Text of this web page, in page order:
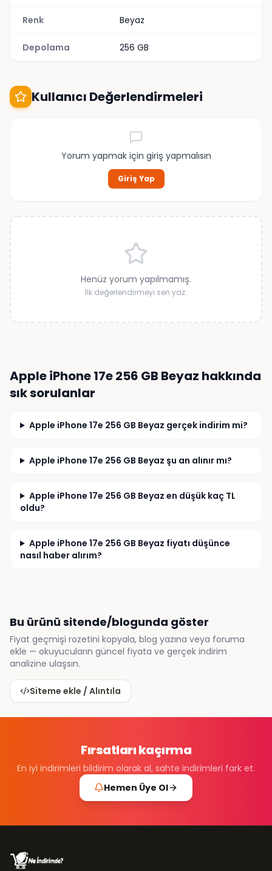
Renk Beyaz
Depolama 256 GB
Kullanıcı Değerlendirmeleri
Yorum yapmak için giriş yapmalısın
Giriş Yap
Henüz yorum yapılmamış.
İlk değerlendirmeyi sen yaz.
Apple iPhone 17e 256 GB Beyaz hakkında
sık sorulanlar
Apple iPhone 17e 256 GB Beyaz gerçek indirim mi?
Apple iPhone 17e 256 GB Beyaz şu an alınır mı?
Apple iPhone 17e 256 GB Beyaz en düşük kaç TL
oldu?
Apple iPhone 17e 256 GB Beyaz fiyatı düşünce
nasıl haber alırım?
Bu ürünü sitende/blogunda göster
Fiyat geçmişi rozetini kopyala, blog yazına veya foruma
ekle — okuyucuların güncel fiyata ve gerçek indirim
analizine ulaşsın.
Siteme ekle / Alıntıla
Fırsatları kaçırma
En iyi indirimleri bildirim olarak al, sahte indirimleri fark et.
Hemen Üye Ol